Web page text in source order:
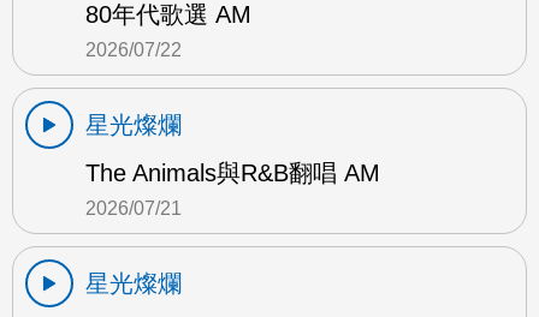
80年代歌選 AM
2026/07/22
星光燦爛
The Animals與R&B翻唱 AM
2026/07/21
星光燦爛